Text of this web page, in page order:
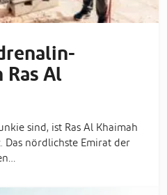
Al
sind, ist Ras Al Khaimah
nördlichste Emirat der